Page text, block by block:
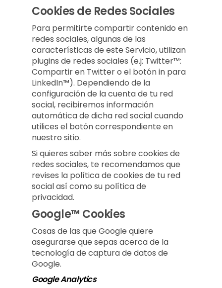
Cookies de Redes Sociales
Para permitirte compartir contenido en
redes sociales, algunas de las
características de este Servicio, utilizan
plugins de redes sociales (e.j: Twitter™:
Compartir en Twitter o el botón in para
LinkedIn™). Dependiendo de la
configuración de la cuenta de tu red
social, recibiremos información
automática de dicha red social cuando
utilices el botón correspondiente en
nuestro sitio.
Si quieres saber más sobre cookies de
redes sociales, te recomendamos que
revises la política de cookies de tu red
social así como su política de
privacidad.
Google™ Cookies
Cosas de las que Google quiere
asegurarse que sepas acerca de la
tecnología de captura de datos de
Google.
Google Analytics